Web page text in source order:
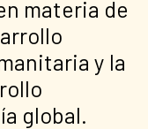
materia de
y la
global.